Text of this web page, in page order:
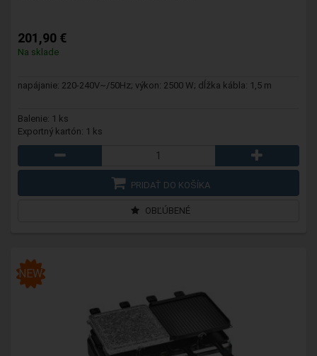
201,90 €
Na sklade
napájanie: 220-240V~/50Hz; výkon: 2500 W; dĺžka kábla: 1,5 m
Balenie: 1 ks
Exportný kartón: 1 ks
PRIDAŤ DO KOŠÍKA
OBĽÚBENÉ
NEW